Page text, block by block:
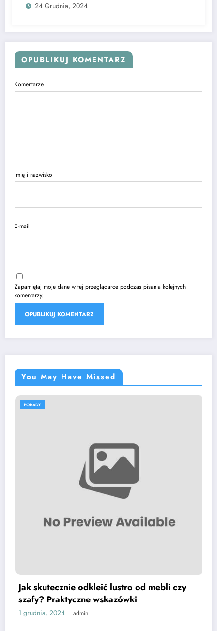
24 Grudnia, 2024
OPUBLIKUJ KOMENTARZ
Komentarze
Imię i nazwisko
E-mail
Zapamiętaj moje dane w tej przeglądarce podczas pisania kolejnych
komentarzy.
You May Have Missed
PORADY
Jak skutecznie odkleić lustro od mebli czy
szafy? Praktyczne wskazówki
1 grudnia, 2024 admin